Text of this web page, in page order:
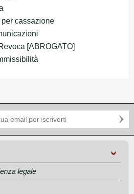
cassazione
[ABROGATO]
legale